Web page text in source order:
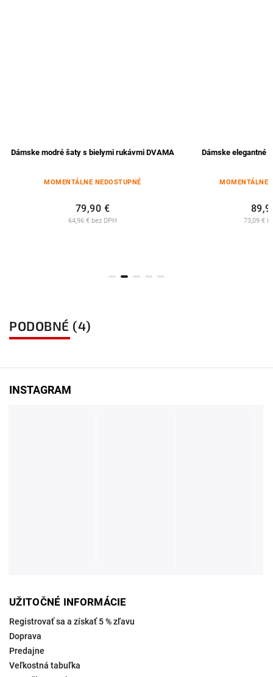
Dámske modré šaty s bielymi rukávmi DVAMA
MOMENTÁLNE NEDOSTUPNÉ
64,96 € bez DPH
79,90 €
Dámske elegantné
MOMENTÁLNE
73,09 €
PODOBNÉ (4)
UŽITOČNÉ INFORMÁCIE
Registrovať sa a získať 5 % zľavu
Doprava
Predajne
Veľkostná tabuľka
INSTAGRAM